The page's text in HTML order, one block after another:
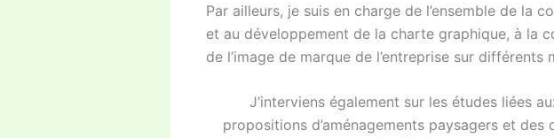
Par ailleurs, je suis en charge de l’ensemble de la
et au développement de la charte graphique, à la
de l’image de marque de l’entreprise sur différents
J’interviens également sur les études liées
propositions d’aménagements paysagers et